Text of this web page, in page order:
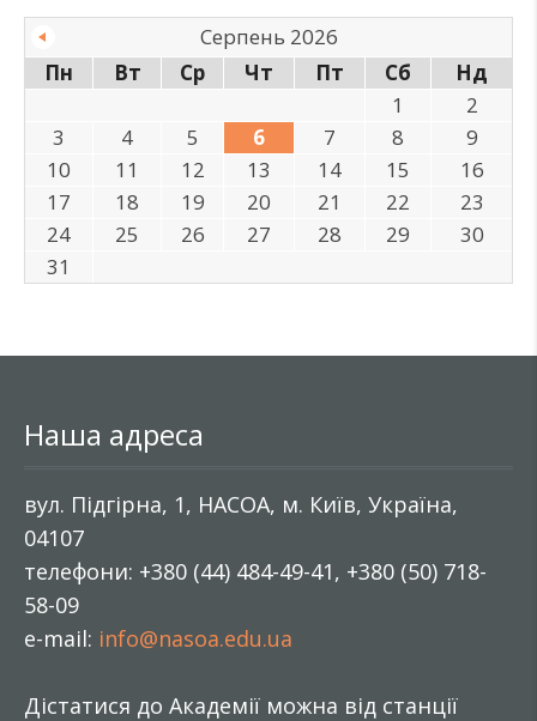
Серпень 2026
Пн
Вт Ср Чт Пт Сб
Нд
1
2
3
4 5 6 7 8
9
10
11 12 13 14 15
16
17
18 19 20 21 22
23
24
25 26 27 28 29
30
31
Наша адреса
вул. Підгірна, 1, НАСОА, м. Київ, Україна,
04107
телефони: +380 (44) 484-49-41, +380 (50) 718-
58-09
e-mail: info@nasoa.edu.ua
Дістатися до Академії можна від станції